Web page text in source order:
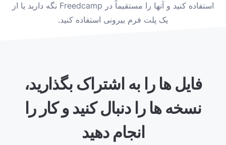
استفاده کنید و آنها را مستقیماً در Freedcamp نگه دارید یا از
یک پلت فرم بیرونی استفاده کنید.
فایل ها را به اشتراک بگذارید،
نسخه ها را دنبال کنید و کار را
انجام دهید